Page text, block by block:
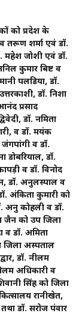
को प्रदेश के
तरूण शर्मा एवं डॉ.
महेश जोशी एवं डॉ.
कुमार बिष्ट व
पलडिया, डॉ.
डॉ. निशा
प्रसाद
डॉ. नमिता
व डॉ. मयंक
व डॉ.
डोबरियाल, डॉ.
व डॉ. विनोद
डॉ. अनुलस्पाल व
अंकिता कुमारी को
अनु कोहली व डॉ.
जैन को उप जिला
व डॉ. अमिता
जिला अस्पताल
डॉ. नीलम
अधिकारी व
सिंह को जिला
रानीखेत,
डॉ. सरोज पंवार